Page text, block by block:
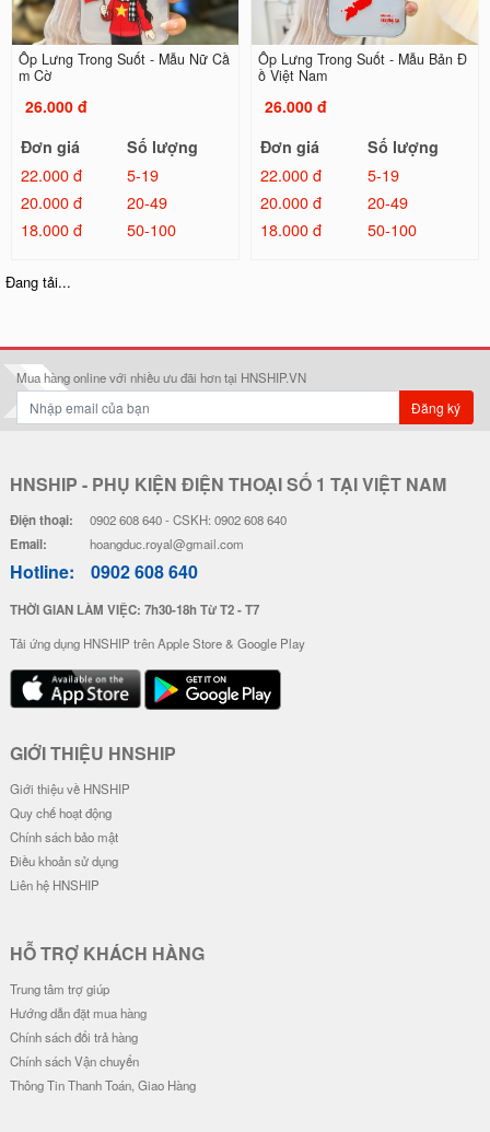
Ốp Lưng Trong Suốt - Mẫu Nữ Cầ
m Cờ
26.000 đ
Đơn giá
Số lượng
22.000 đ
5-19
20.000 đ
20-49
18.000 đ
50-100
Ốp Lưng Trong Suốt - Mẫu Bản Đ
ồ Việt Nam
26.000 đ
Đơn giá
Số lượng
22.000 đ
5-19
20.000 đ
20-49
18.000 đ
50-100
á Vàng - Túi Tiền Đỏ
46.000 đ
Đơn giá
Số lượng
40.000 đ
5-19
38.000 đ
20-49
36.000 đ
50-100
á Vàng - Túi Tiền Vàng
46.000 đ
36.000 đ
ữ Ký
Đơn giá
Số lượng
30.000 đ
28.000 đ
-
26.000 đ
-